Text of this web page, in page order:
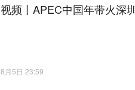
视频丨APEC中国年带火深
8月5日 23:59